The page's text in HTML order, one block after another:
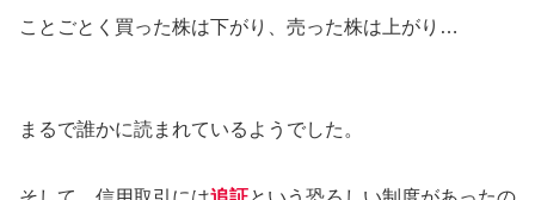
ことごとく買った株は下がり、売った株は上がり…
まるで誰かに読まれているようでした。